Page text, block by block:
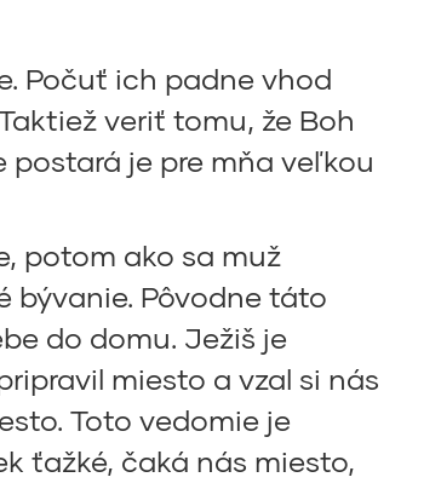
Počuť ich padne vhod
veriť tomu, že Boh
postará je pre mňa veľkou
potom ako sa muž
bývanie. Pôvodne táto
do domu. Ježiš je
miesto a vzal si nás
Toto vedomie je
ťažké, čaká nás miesto,